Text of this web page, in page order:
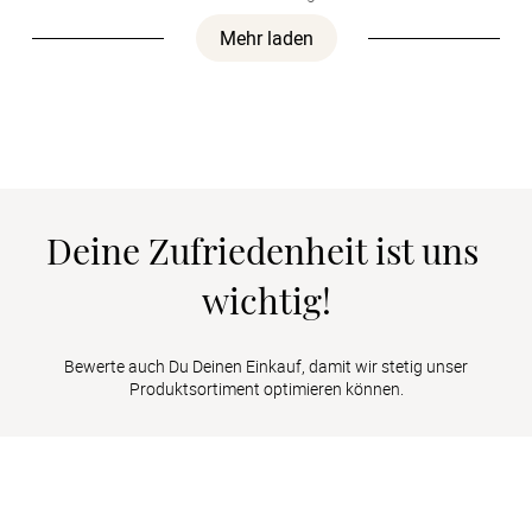
Mehr laden
Deine Zufriedenheit ist uns
wichtig!
Bewerte auch Du Deinen Einkauf, damit wir stetig unser
Produktsortiment optimieren können.